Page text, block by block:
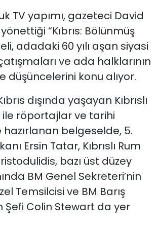
TV yapımı, gazeteci David
“Kıbrıs: Bölünmüş
adadaki 60 yılı aşan siyasi
ve ada halklarının
düşüncelerini konu alıyor.
dışında yaşayan Kıbrıslı
ile röportajlar ve tarihi
belgeselde, 5.
Ersin Tatar, Kıbrıslı Rum
bazı üst düzey
BM Genel Sekreteri’nin
Temsilcisi ve BM Barış
Şefi Colin Stewart da yer